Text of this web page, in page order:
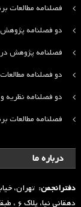
فصلنامه مطالعات
دو فصلنامه
فصلنامه پژوهش
دو فصلنامه
دو فصلنامه نظریه
فصلنامه مطالعات
درباره ما
دفترانجمن: تهران،
دهقانی نیا، پلاک ۶ ، طبقه پنجم، دبیر خانه انجمن مطالعات برنامه درسی ایران